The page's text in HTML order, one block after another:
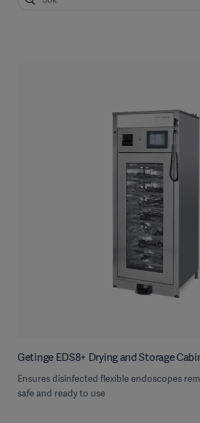
Getinge EDS8+ Drying and Storage
Ensures disinfected flexible endoscopes
safe and ready to use